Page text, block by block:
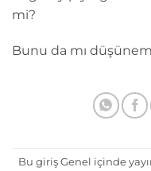
mi?
Bunu da mı
Bu giriş Genel içinde